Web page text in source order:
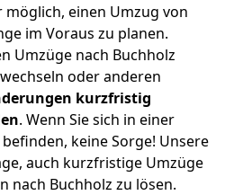
möglich, einen Umzug von
im Voraus zu planen.
Umzüge nach Buchholz
oder anderen
kurzfristig
. Wenn Sie sich in einer
keine Sorge! Unsere
auch kurzfristige Umzüge
nach Buchholz zu lösen.